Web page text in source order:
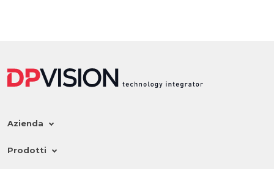
Azienda
Prodotti